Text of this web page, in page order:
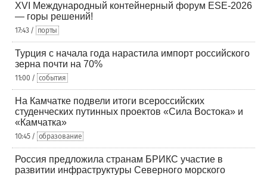
XVI Международный контейнерный форум ESE-2026
— горы решений!
17:43 / порты
Турция с начала года нарастила импорт российского
зерна почти на 70%
11:00 / события
На Камчатке подвели итоги всероссийских
студенческих путинных проектов «Сила Востока» и
«Камчатка»
10:45 / образование
Россия предложила странам БРИКС участие в
развитии инфраструктуры Северного морского